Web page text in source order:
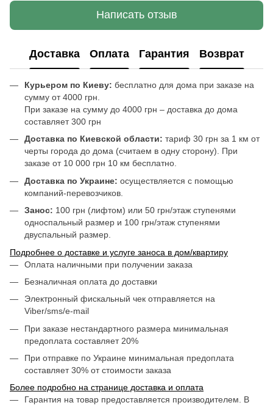
Написать отзыв
Доставка Оплата Гарантия Возврат
Курьером по Киеву: бесплатно для дома при заказе на
сумму от 4000 грн.
При заказе на сумму до 4000 грн – доставка до дома
составляет 300 грн
Доставка по Киевской области: тариф 30 грн за 1 км от
черты города до дома (считаем в одну сторону). При
заказе от 10 000 грн 10 км бесплатно.
Доставка по Украине: осуществляется с помощью
компаний-перевозчиков.
Занос: 100 грн (лифтом) или 50 грн/этаж ступенями
односпальный размер и 100 грн/этаж ступенями
двуспальный размер.
Подробнее о доставке и услуге заноса в дом/квартиру
Оплата наличными при получении заказа
Безналичная оплата до доставки
Электронный фискальный чек отправляется на
Viber/sms/e-mail
При заказе нестандартного размера минимальная
предоплата составляет 20%
При отправке по Украине минимальная предоплата
составляет 30% от стоимости заказа
Более подробно на странице доставка и оплата
Гарантия на товар предоставляется производителем. В